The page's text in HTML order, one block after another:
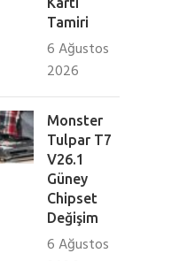
Tamiri
6 Ağustos
2026
Monster
Tulpar T7
V26.1
Güney
Chipset
Değişim
6 Ağustos